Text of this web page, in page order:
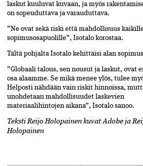
laskut kuuluvat kuvaan, ja myös
on sopeuduttava ja varauduttava.
”Ne ovat sekä riski että mahdollisuus
sopimusosapuolille”, Isotalo korostaa.
Tältä pohjalta Isotalo kehittäisi alan
”Globaali talous, sen nousut ja laskut, ovat
osa alaamme. Se mikä menee ylös, tulee
Helposti nähdään vain riskit hinnoissa,
unohdetaan mahdollisuudet laskevien
materiaalihintojen aikana”, Isotalo sanoo.
Teksti Reijo Holopainen kuvat Adobe ja
Holopainen